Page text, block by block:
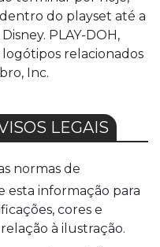
do playset até a
PLAY-DOH,
logótipos relacionados
Inc.
LEGAIS
normas de
esta informação para
cores e
à ilustração.